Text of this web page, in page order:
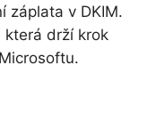
záplata v DKIM.
která drží krok